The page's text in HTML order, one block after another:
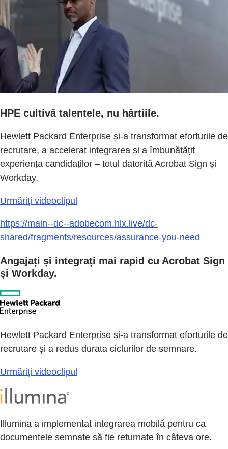
HPE cultivă talentele, nu hârtiile.
Hewlett Packard Enterprise și-a transformat eforturile de
recrutare, a accelerat integrarea și a îmbunătățit
experiența candidaților – totul datorită Acrobat Sign și
Workday.
Urmăriți videoclipul
https://main--dc--adobecom.hlx.live/dc-
shared/fragments/resources/assurance-you-need
Angajați și integrați mai rapid cu Acrobat Sign
și Workday.
Hewlett Packard Enterprise și-a transformat eforturile de
recrutare și a redus durata ciclurilor de semnare.
Urmăriți videoclipul
Illumina a implementat integrarea mobilă pentru ca
documentele semnate să fie returnate în câteva ore.